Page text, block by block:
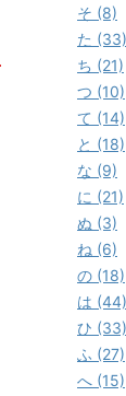
そ (8)
た (33)
ち (21)
つ (10)
て (14)
と (18)
な (9)
に (21)
ぬ (3)
ね (6)
の (18)
は (44)
ひ (33)
ふ (27)
へ (15)